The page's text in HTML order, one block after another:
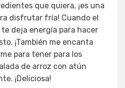
que quiera, ¡es una
disfrutar fría! Cuando el
deja energía para hacer
¡También me encanta
para tener para los
de arroz con atún
¡Deliciosa!